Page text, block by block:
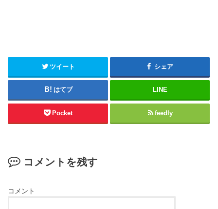
ツイート シェア
はてブ LINE
Pocket feedly
コメントを残す
コメント